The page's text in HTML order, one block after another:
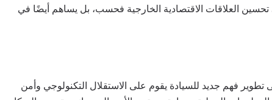
تحسين العلاقات الاقتصادية الخارجية فحسب، بل يساهم أيضًا في
تطوير فهم جديد للسيادة يقوم على الاستقلال التكنولوجي وأمن